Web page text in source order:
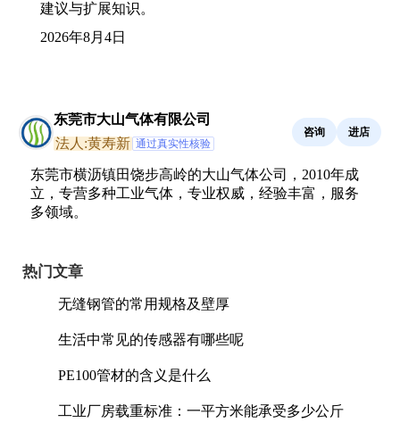
建议与扩展知识。
2026年8月4日
东莞市大山气体有限公司
法人:黄寿新 通过真实性核验
咨询 进店
东莞市横沥镇田饶步高岭的大山气体公司，2010年成
立，专营多种工业气体，专业权威，经验丰富，服务
多领域。
热门文章
无缝钢管的常用规格及壁厚
生活中常见的传感器有哪些呢
PE100管材的含义是什么
工业厂房载重标准：一平方米能承受多少公斤